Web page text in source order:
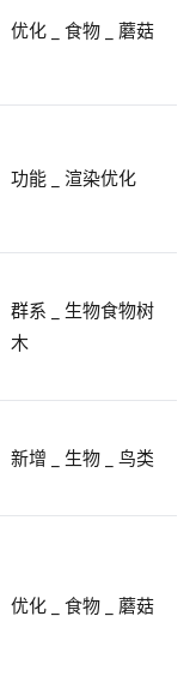
优化 _ 食物 _ 蘑菇
功能 _ 渲染优化
群系 _ 生物食物树
木
新增 _ 生物 _ 鸟类
优化 _ 食物 _ 蘑菇